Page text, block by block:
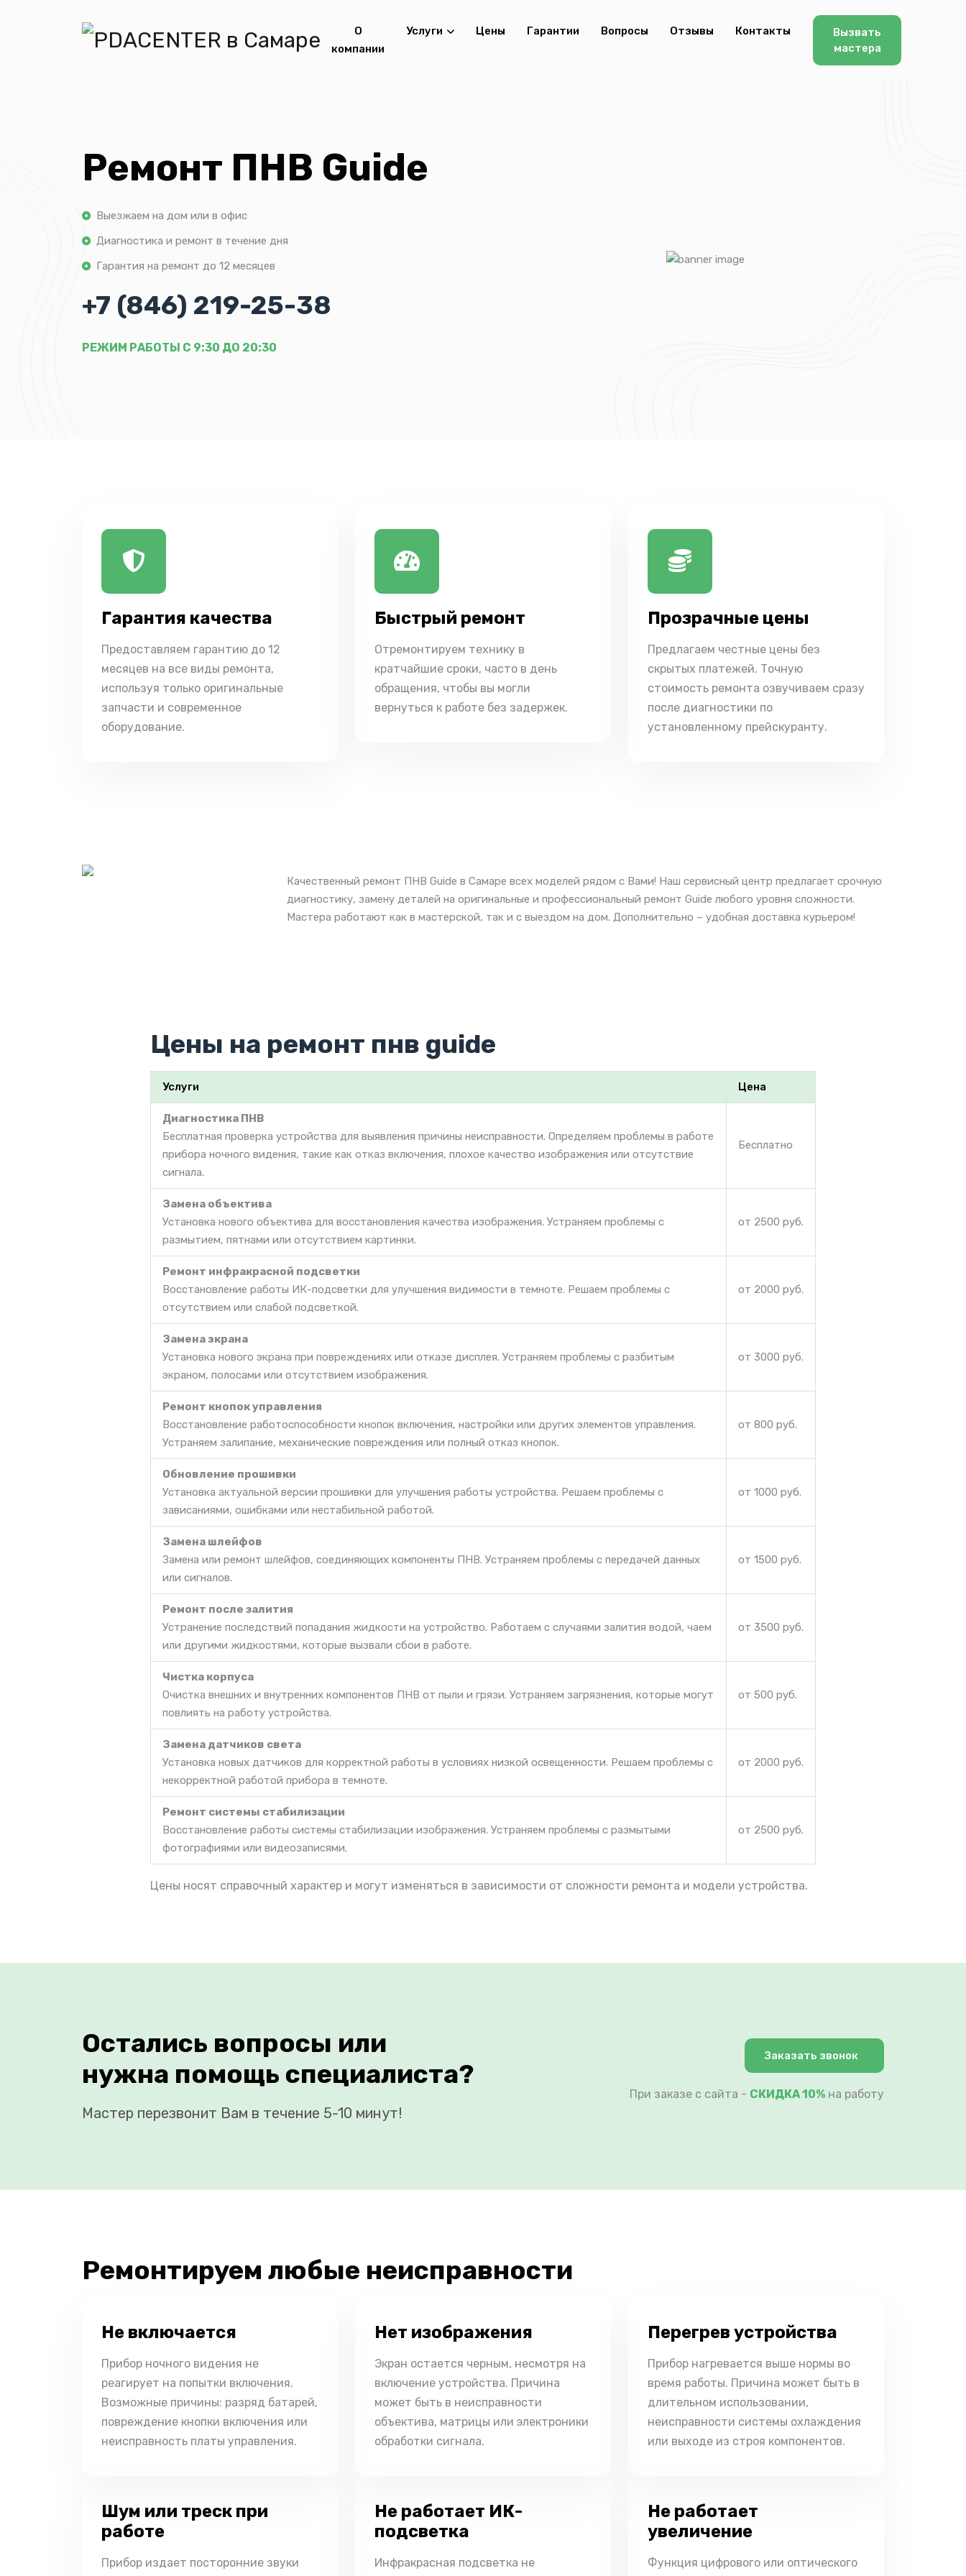
О
компании
Услуги Цены Гарантии Вопросы Отзывы Контакты
Вызвать
мастера
Ремонт ПНВ Guide
Выезжаем на дом или в офис
Диагностика и ремонт в течение дня
Гарантия на ремонт до 12 месяцев
+7 (846) 219-25-38
РЕЖИМ РАБОТЫ С 9:30 ДО 20:30
Гарантия качества
Предоставляем гарантию до 12
месяцев на все виды ремонта,
используя только оригинальные
запчасти и современное
оборудование.
Быстрый ремонт
Отремонтируем технику в
кратчайшие сроки, часто в день
обращения, чтобы вы могли
вернуться к работе без задержек.
Прозрачные цены
Предлагаем честные цены без
скрытых платежей. Точную
стоимость ремонта озвучиваем сразу
после диагностики по
установленному прейскуранту.
Качественный ремонт ПНВ Guide в Самаре всех моделей рядом с Вами! Наш сервисный центр предлагает срочную
диагностику, замену деталей на оригинальные и профессиональный ремонт Guide любого уровня сложности.
Мастера работают как в мастерской, так и с выездом на дом. Дополнительно – удобная доставка курьером!
Цены на ремонт пнв guide
Услуги Цена
Диагностика ПНВ
Бесплатная проверка устройства для выявления причины неисправности. Определяем проблемы в работе
прибора ночного видения, такие как отказ включения, плохое качество изображения или отсутствие
сигнала.
Бесплатно
Замена объектива
Установка нового объектива для восстановления качества изображения. Устраняем проблемы с
размытием, пятнами или отсутствием картинки.
от 2500 руб.
Ремонт инфракрасной подсветки
Восстановление работы ИК-подсветки для улучшения видимости в темноте. Решаем проблемы с
отсутствием или слабой подсветкой.
от 2000 руб.
Замена экрана
Установка нового экрана при повреждениях или отказе дисплея. Устраняем проблемы с разбитым
экраном, полосами или отсутствием изображения.
от 3000 руб.
Ремонт кнопок управления
Восстановление работоспособности кнопок включения, настройки или других элементов управления.
Устраняем залипание, механические повреждения или полный отказ кнопок.
от 800 руб.
Обновление прошивки
Установка актуальной версии прошивки для улучшения работы устройства. Решаем проблемы с
зависаниями, ошибками или нестабильной работой.
от 1000 руб.
Замена шлейфов
Замена или ремонт шлейфов, соединяющих компоненты ПНВ. Устраняем проблемы с передачей данных
или сигналов.
от 1500 руб.
Ремонт после залития
Устранение последствий попадания жидкости на устройство. Работаем с случаями залития водой, чаем
или другими жидкостями, которые вызвали сбои в работе.
от 3500 руб.
Чистка корпуса
Очистка внешних и внутренних компонентов ПНВ от пыли и грязи. Устраняем загрязнения, которые могут
повлиять на работу устройства.
от 500 руб.
Замена датчиков света
Установка новых датчиков для корректной работы в условиях низкой освещенности. Решаем проблемы с
некорректной работой прибора в темноте.
от 2000 руб.
Ремонт системы стабилизации
Восстановление работы системы стабилизации изображения. Устраняем проблемы с размытыми
фотографиями или видеозаписями.
от 2500 руб.
Цены носят справочный характер и могут изменяться в зависимости от сложности ремонта и модели устройства.
Остались вопросы или
нужна помощь специалиста?
Мастер перезвонит Вам в течение 5-10 минут!
Заказать звонок
При заказе с сайта - СКИДКА 10% на работу
Ремонтируем любые неисправности
Не включается
Прибор ночного видения не
реагирует на попытки включения.
Возможные причины: разряд батарей,
повреждение кнопки включения или
неисправность платы управления.
Нет изображения
Экран остается черным, несмотря на
включение устройства. Причина
может быть в неисправности
объектива, матрицы или электроники
обработки сигнала.
Перегрев устройства
Прибор нагревается выше нормы во
время работы. Причина может быть в
длительном использовании,
неисправности системы охлаждения
или выходе из строя компонентов.
Шум или треск при
работе
Прибор издает посторонние звуки
Не работает ИК-
подсветка
Инфракрасная подсветка не
Не работает
увеличение
Функция цифрового или оптического